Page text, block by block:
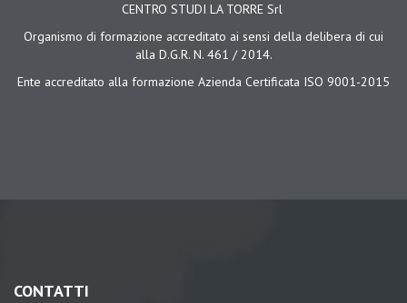
CENTRO STUDI LA TORRE Srl
Organismo di formazione accreditato ai sensi della delibera di cui
alla D.G.R. N. 461 / 2014.
Ente accreditato alla formazione Azienda Certificata ISO 9001-2015
CONTATTI